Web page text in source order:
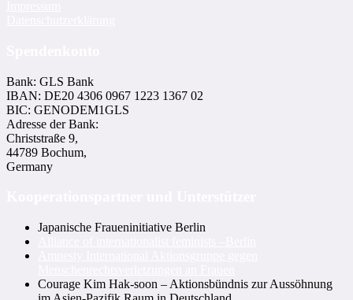
Bank: GLS Bank
IBAN: DE20 4306 0967 1223 1367 02
BIC: GENODEM1GLS
Adresse der Bank:
Christstraße 9,
44789 Bochum,
Germany
Japanische Fraueninitiative Berlin
Courage Kim Hak-soon – Aktionsbündnis zur Aussöhnung